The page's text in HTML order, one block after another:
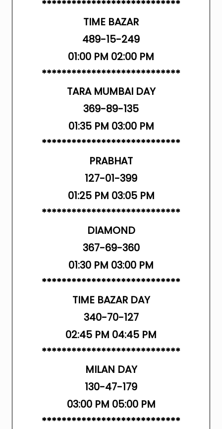
****************************
TIME BAZAR
489-15-249
01:00 PM 02:00 PM
****************************
TARA MUMBAI DAY
369-89-135
01:35 PM 03:00 PM
****************************
PRABHAT
127-01-399
01:25 PM 03:05 PM
****************************
DIAMOND
367-69-360
01:30 PM 03:00 PM
****************************
TIME BAZAR DAY
340-70-127
02:45 PM 04:45 PM
****************************
MILAN DAY
130-47-179
03:00 PM 05:00 PM
****************************